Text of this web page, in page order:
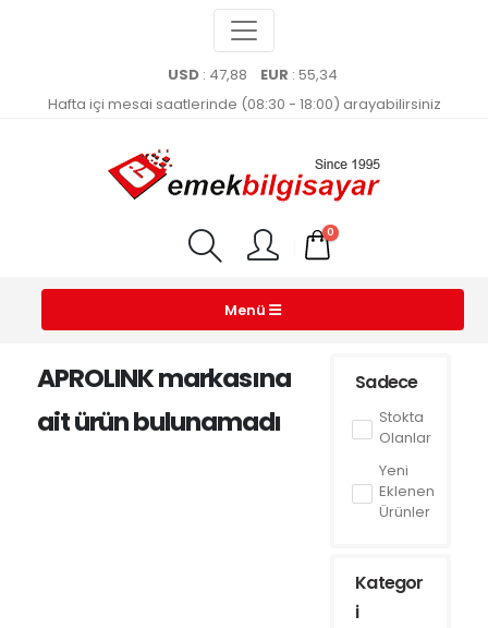
USD: 47,88 EUR : 55,34
Hafta içi mesai saatlerinde (08:30 - 18:00) arayabilirsiniz
0
Menü
Sadece
Stokta
Olanlar
Yeni
Eklenen
Ürünler
Kategor
i
APROLINK markasına
ait ürün bulunamadı